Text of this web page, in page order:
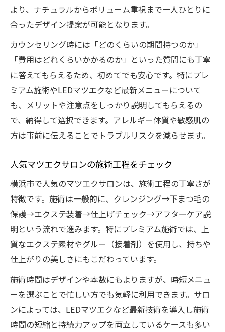
より、ナチュラルからボリューム重視まで一人ひとりに
合ったデザイン提案が可能となります。
カウンセリング時には「どのくらいの期間持つのか」
「費用はどれくらいかかるのか」といった質問にも丁寧
に答えてもらえるため、初めてでも安心です。特にプレ
ミアム施術やLEDマツエクなど最新メニューについて
も、メリットや注意点をしっかり説明してもらえるの
で、納得して選択できます。アレルギー体質や敏感肌の
方は事前に伝えることでトラブルリスクを減らせます。
人気マツエクサロンの施術工程をチェック
横浜市で人気のマツエクサロンは、施術工程の丁寧さが
特徴です。施術は一般的に、クレンジング→下まつ毛の
保護→エクステ装着→仕上げチェック→アフターケア説
明という流れで進みます。特にプレミアム施術では、上
質なエクステ素材やグルー（接着剤）を使用し、持ちや
仕上がりの美しさにもこだわっています。
施術時間はデザインや本数にもよりますが、時短メニュ
ーを選ぶことで忙しい方でも気軽に利用できます。サロ
ンによっては、LEDマツエクなど最新技術を導入し施術
時間の短縮と持続力アップを両立しているケースも多い